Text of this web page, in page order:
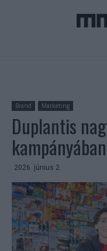
Brand Marketing
Duplantis
kampányában
2026. június 2.